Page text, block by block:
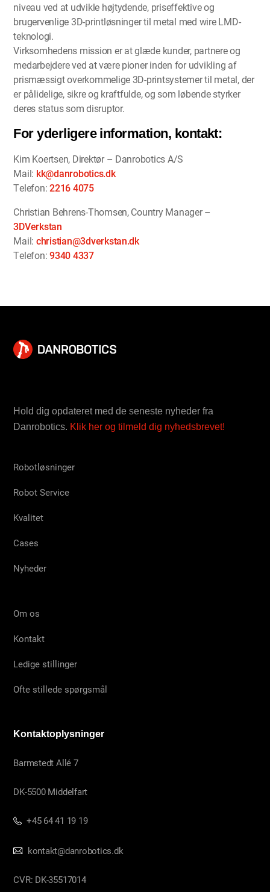
niveau ved at udvikle højtydende, priseffektive og
brugervenlige 3D-printløsninger til metal med wire LMD-
teknologi.
Virksomhedens mission er at glæde kunder, partnere og
medarbejdere ved at være pioner inden for udvikling af
prismæssigt overkommelige 3D-printsystemer til metal, der
er pålidelige, sikre og kraftfulde, og som løbende styrker
deres status som disruptor.
For yderligere information, kontakt:
Kim Koertsen, Direktør – Danrobotics A/S
Mail: kk@danrobotics.dk
Telefon:2216 4075
Christian Behrens-Thomsen, Country Manager –
3DVerkstan
Mail: christian@3dverkstan.dk
Telefon:9340 4337
Hold dig opdateret med de seneste nyheder fra
Danrobotics. Klik her og tilmeld dig nyhedsbrevet!
Robotløsninger
Robot Service
Kvalitet
Cases
Nyheder
Om os
Kontakt
Ledige stillinger
Ofte stillede spørgsmål
Kontaktoplysninger
Barmstedt Allé 7
DK-5500 Middelfart
+45 64 41 19 19
kontakt@danrobotics.dk
CVR: DK-35517014